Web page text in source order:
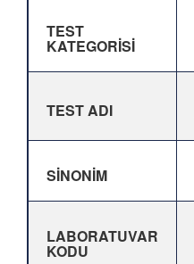
TEST
KATEGORİSİ
TEST ADI
SİNONİM
LABORATUVAR
KODU